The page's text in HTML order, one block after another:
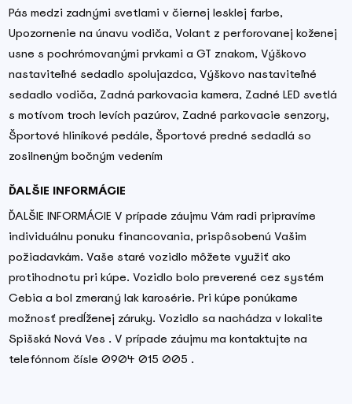
Pás medzi zadnými svetlami v čiernej lesklej farbe,
Upozornenie na únavu vodiča, Volant z perforovanej koženej
usne s pochrómovanými prvkami a GT znakom, Výškovo
nastaviteľné sedadlo spolujazdca, Výškovo nastaviteľné
sedadlo vodiča, Zadná parkovacia kamera, Zadné LED svetlá
s motívom troch levích pazúrov, Zadné parkovacie senzory,
Športové hliníkové pedále, Športové predné sedadlá so
zosilneným bočným vedením
ĎALŠIE INFORMÁCIE
ĎALŠIE INFORMÁCIE V prípade záujmu Vám radi pripravíme
individuálnu ponuku financovania, prispôsobenú Vašim
požiadavkám. Vaše staré vozidlo môžete využiť ako
protihodnotu pri kúpe. Vozidlo bolo preverené cez systém
Cebia a bol zmeraný lak karosérie. Pri kúpe ponúkame
možnosť predĺženej záruky. Vozidlo sa nachádza v lokalite
Spišská Nová Ves . V prípade záujmu ma kontaktujte na
telefónnom čísle 0904 015 005 .